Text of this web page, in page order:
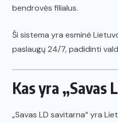
bendrovės filialus.
Ši sistema yra esminė
paslaugų 24/7, padidinti
Kas yra „Savas
„Savas LD savitarna“ yra